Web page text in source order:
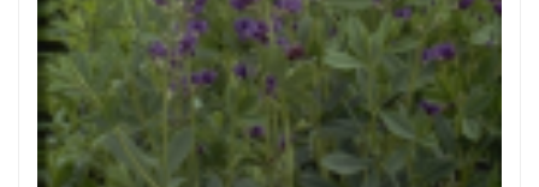
Indigolupine
Baptisia australis